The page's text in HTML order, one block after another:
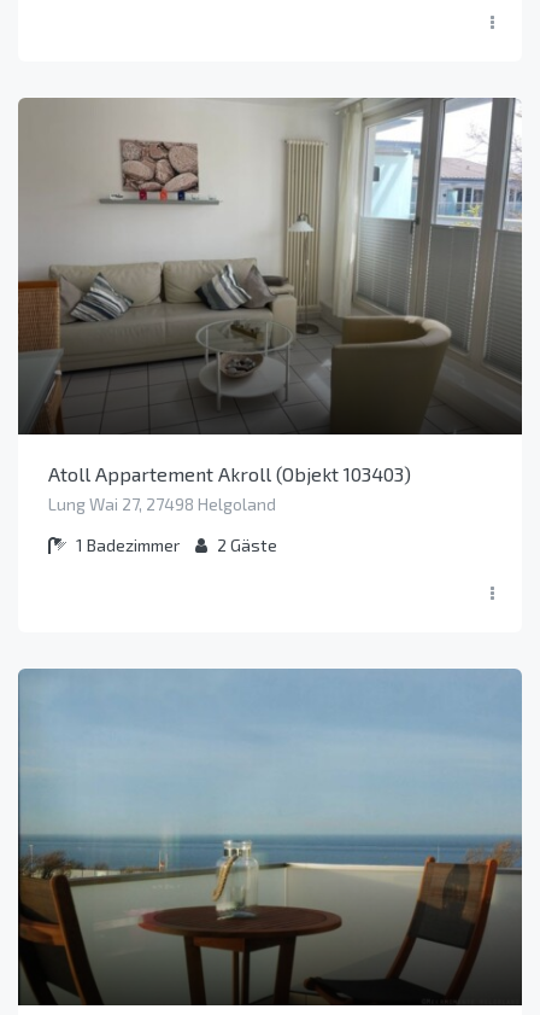
Atoll Appartement Akroll (Objekt 103403)
Lung Wai 27, 27498 Helgoland
1 Badezimmer 2 Gäste